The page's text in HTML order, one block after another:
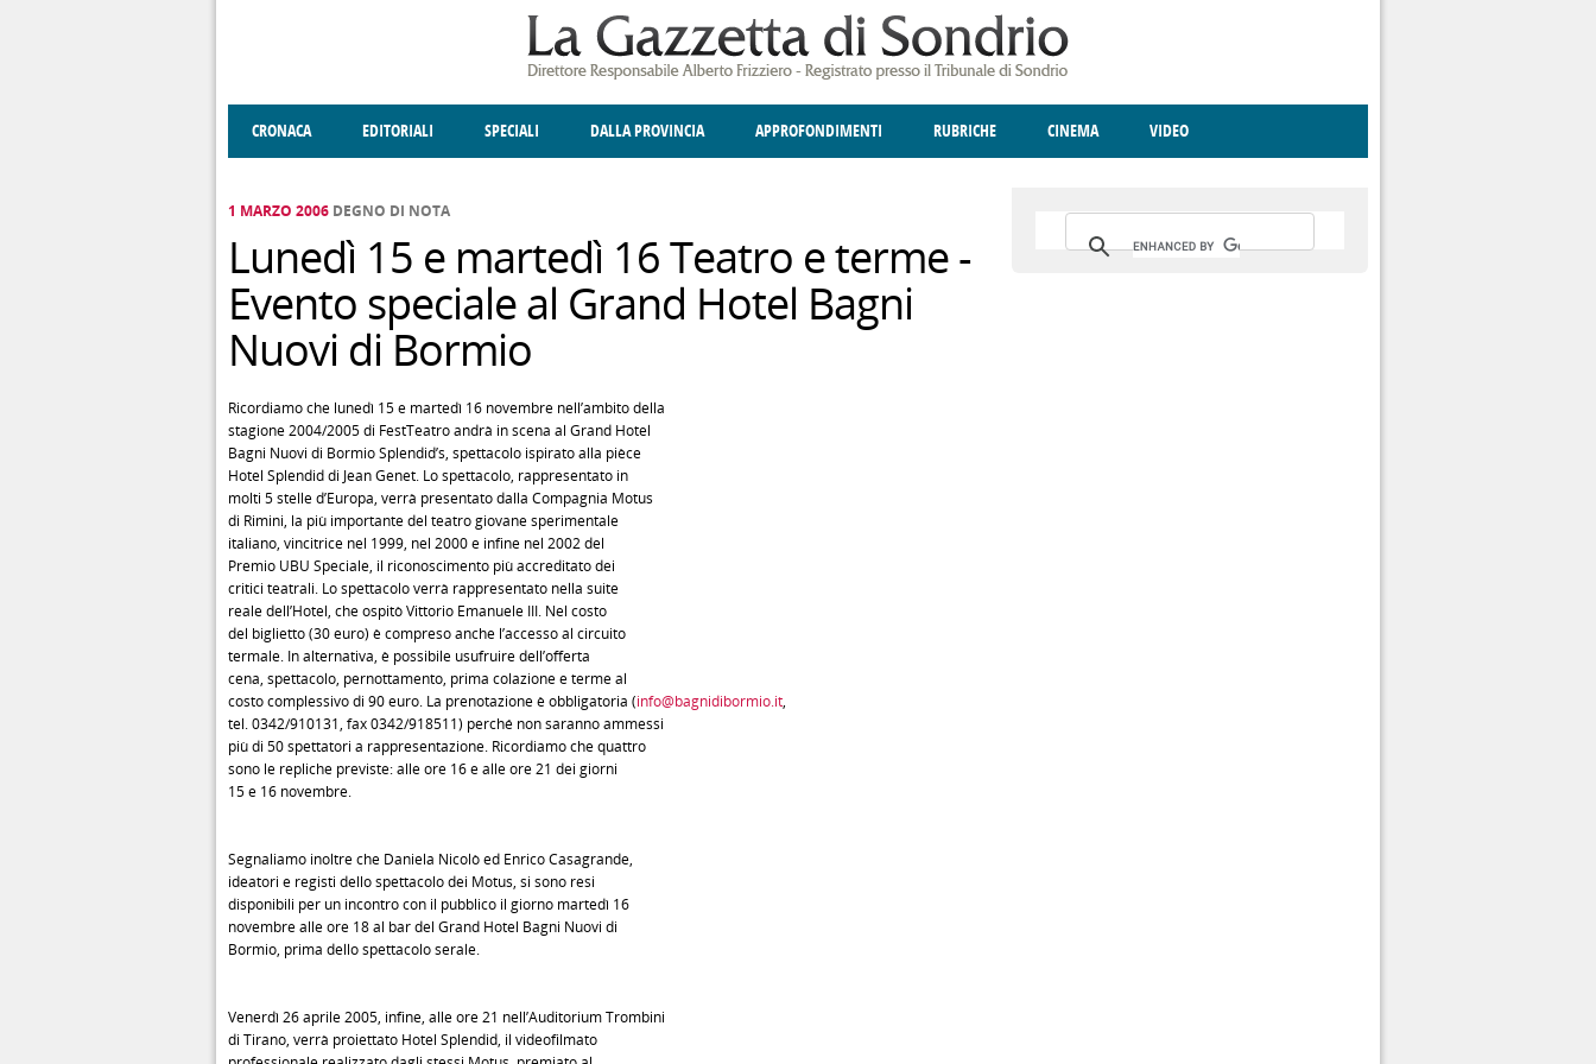
CRONACA EDITORIALI SPECIALI DALLA PROVINCIA APPROFONDIMENTI RUBRICHE CINEMA VIDEO
1 MARZO 2006 DEGNO DI NOTA
Lunedì 15 e martedì 16 Teatro e terme -
Evento speciale al Grand Hotel Bagni
Nuovi di Bormio
Ricordiamo che lunedì 15 e martedì 16 novembre nell’ambito della
stagione 2004/2005 di FestTeatro andrà in scena al Grand Hotel
Bagni Nuovi di Bormio Splendid’s, spettacolo ispirato alla pièce
Hotel Splendid di Jean Genet. Lo spettacolo, rappresentato in
molti 5 stelle d’Europa, verrà presentato dalla Compagnia Motus
di Rimini, la più importante del teatro giovane sperimentale
italiano, vincitrice nel 1999, nel 2000 e infine nel 2002 del
Premio UBU Speciale, il riconoscimento più accreditato dei
critici teatrali. Lo spettacolo verrà rappresentato nella suite
reale dell’Hotel, che ospitò Vittorio Emanuele III. Nel costo
del biglietto (30 euro) è compreso anche l’accesso al circuito
termale. In alternativa, è possibile usufruire dell’offerta
cena, spettacolo, pernottamento, prima colazione e terme al
costo complessivo di 90 euro. La prenotazione è obbligatoria (info@bagnidibormio.it,
tel. 0342/910131, fax 0342/918511) perché non saranno ammessi
più di 50 spettatori a rappresentazione. Ricordiamo che quattro
sono le repliche previste: alle ore 16 e alle ore 21 dei giorni
15 e 16 novembre.
Segnaliamo inoltre che Daniela Nicolò ed Enrico Casagrande,
ideatori e registi dello spettacolo dei Motus, si sono resi
disponibili per un incontro con il pubblico il giorno martedì 16
novembre alle ore 18 al bar del Grand Hotel Bagni Nuovi di
Bormio, prima dello spettacolo serale.
Venerdì 26 aprile 2005, infine, alle ore 21 nell’Auditorium Trombini
di Tirano, verrà proiettato Hotel Splendid, il videofilmato